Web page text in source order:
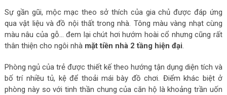
Sự gần gũi, mộc mạc theo sở thích của gia chủ được đáp ứng
qua vật liệu và đồ nội thất trong nhà. Tông màu vàng nhạt cùng
màu nâu của gỗ… đem lại chút hơi hướm hoài cổ nhưng cũng rất
thân thiện cho ngôi nhà mặt tiền nhà 2 tầng hiện đại.
Phòng ngủ của trẻ được thiết kế theo hướng tận dụng diện tích và
bố trí nhiều tủ, kệ để thoải mái bày đồ chơi. Điểm khác biệt ở
phòng này so với tinh thần chung của căn hộ là khoảng trần uốn